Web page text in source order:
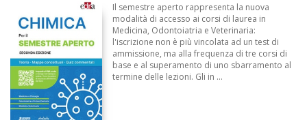
Il semestre aperto rappresenta la nuova
modalità di accesso ai corsi di laurea in
Medicina, Odontoiatria e Veterinaria:
l'iscrizione non è più vincolata ad un test di
ammissione, ma alla frequenza di tre corsi di
base e al superamento di uno sbarramento al
termine delle lezioni. Gli in ...